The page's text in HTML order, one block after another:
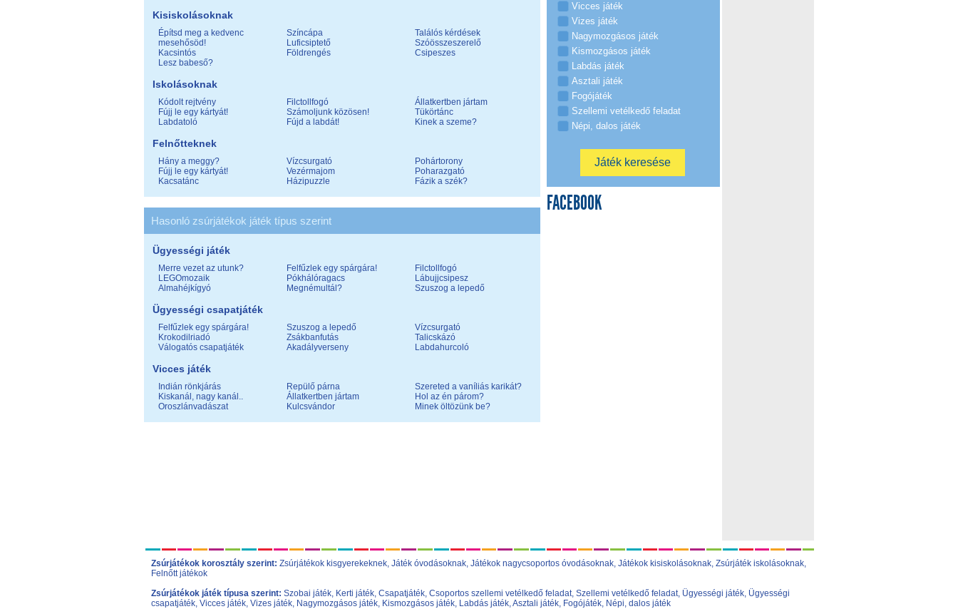
Kisiskolásoknak
Építsd meg a kedvenc
mesehősöd!
Színcápa
Találós kérdések
Luficsiptető
Szóösszeszerelő
Kacsintós
Földrengés
Csipeszes
Lesz babeső?
Iskolásoknak
Kódolt rejtvény Filctollfogó
Állatkertben jártam
Fújj le egy kártyát!
Számoljunk közösen!
Tükörtánc
Labdatoló
Fújd a labdát! Kinek a szeme?
Felnőtteknek
Hány a meggy? Vízcsurgató
Pohártorony
Fújj le egy kártyát!
Vezérmajom
Poharazgató
Kacsatánc
Házipuzzle Fázik a szék?
Hasonló zsúrjátékok játék típus szerint
Ügyességi játék
Merre vezet az utunk? Felfűzlek egy spárgára!
Filctollfogó
LEGOmozaik
Pókhálóragacs
Lábujjcsipesz
Almahéjkígyó
Megnémultál? Szuszog a lepedő
Ügyességi csapatjáték
Felfűzlek egy spárgára! Szuszog a lepedő
Vízcsurgató
Krokodilriadó
Zsákbanfutás
Talicskázó
Válogatós csapatjáték
Akadályverseny Labdahurcoló
Vicces játék
Indián rönkjárás Repülő párna
Szereted a vaníliás karikát?
Kiskanál, nagy kanál..
Állatkertben jártam
Hol az én párom?
Oroszlánvadászat
Kulcsvándor Minek öltözünk be?
Vicces játék
Vizes játék
Nagymozgásos játék
Kismozgásos játék
Labdás játék
Asztali játék
Fogójáték
Szellemi vetélkedő feladat
Népi, dalos játék
FACEBOOK
Zsúrjátékok korosztály szerint: Zsúrjátékok kisgyerekeknek, Játék óvodásoknak, Játékok nagycsoportos óvodásoknak, Játékok kisiskolásoknak, Zsúrjáték iskolásoknak,
Felnőtt játékok
Zsúrjátékok játék típusa szerint: Szobai játék, Kerti játék, Csapatjáték, Csoportos szellemi vetélkedő feladat, Szellemi vetélkedő feladat, Ügyességi játék, Ügyességi
csapatjáték, Vicces játék, Vizes játék, Nagymozgásos játék, Kismozgásos játék, Labdás játék,Asztali játék, Fogójáték, Népi, dalos játék